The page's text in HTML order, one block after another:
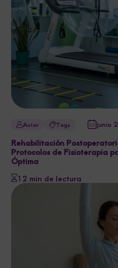
Autor Tags junio
Rehabilitación
Protocolos de Fisioterapia
Óptima
12 min de lectura